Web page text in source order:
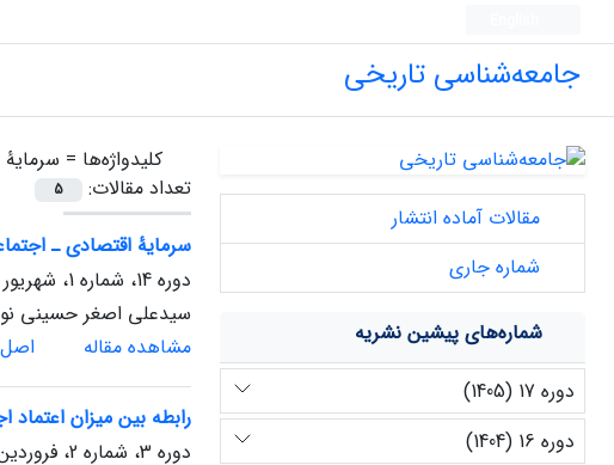
جامعه‌شناسی تاریخی
کلیدواژه‌ها =
تعداد مقالات:
5
سرمایۀ اقتصادی ـ
دوره 14، شماره 1، شهریور 1402، صفحه
سیدعلی اصغر حسینی
مشاهده مقاله
اصل
رابطه بین میزان
دوره 3، شماره 2، فروردین 1391، صفحه
مقالات آماده انتشار
شماره جاری
شماره‌های پیشین نشریه
دوره 17 (1405)
دوره 16 (1404)